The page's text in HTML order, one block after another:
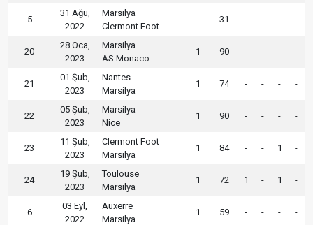
5
31 Ağu,
2022
Marsilya
Clermont Foot
- 31 - - - -
20
28 Oca,
2023
Marsilya
AS Monaco
1 90 - - - -
21
01 Şub,
2023
Nantes
Marsilya
1 74 - - - -
22
05 Şub,
2023
Marsilya
Nice
1 90 - - - -
23
11 Şub,
2023
Clermont Foot
Marsilya
1 84 - - 1 -
24
19 Şub,
2023
Toulouse
Marsilya
1 72 1 - 1 -
6
03 Eyl,
2022
Auxerre
Marsilya
1 59 - - - -